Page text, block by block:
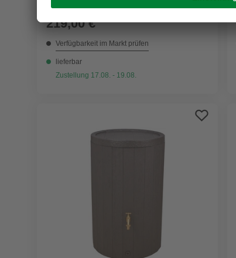
219,00 €
Verfügbarkeit im Markt prüfen
lieferbar
Zustellung 17.08. - 19.08.